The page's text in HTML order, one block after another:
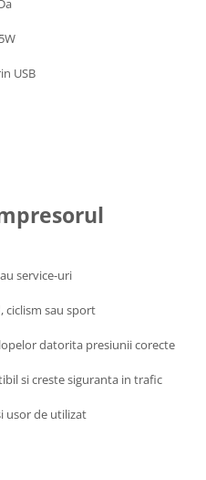
USB
service-uri
sau sport
datorita presiunii corecte
si creste siguranta in trafic
usor de utilizat